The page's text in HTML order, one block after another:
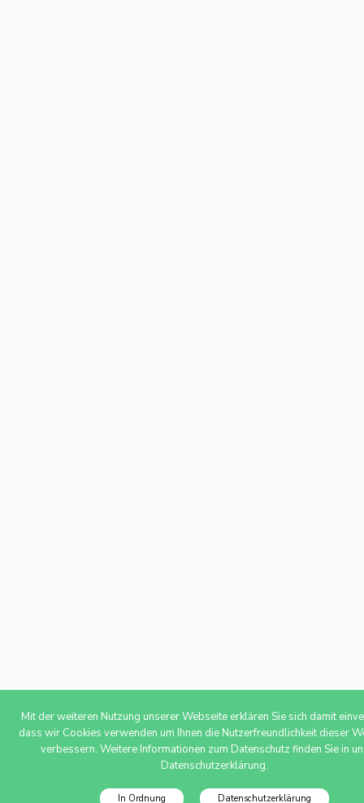
Mit der weiteren Nutzung unserer Webseite erklären Sie sich damit
dass wir Cookies verwenden um Ihnen die Nutzerfreundlichkeit dieser
verbessern. Weitere Informationen zum Datenschutz finden Sie in
Datenschutzerklärung.
In Ordnung Datenschutzerklärung